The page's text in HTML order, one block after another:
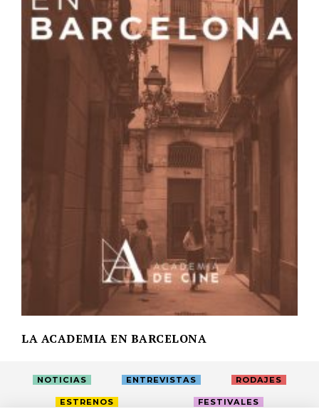
LA ACADEMIA EN BARCELONA
NOTICIAS ENTREVISTAS RODAJES
ESTRENOS FESTIVALES